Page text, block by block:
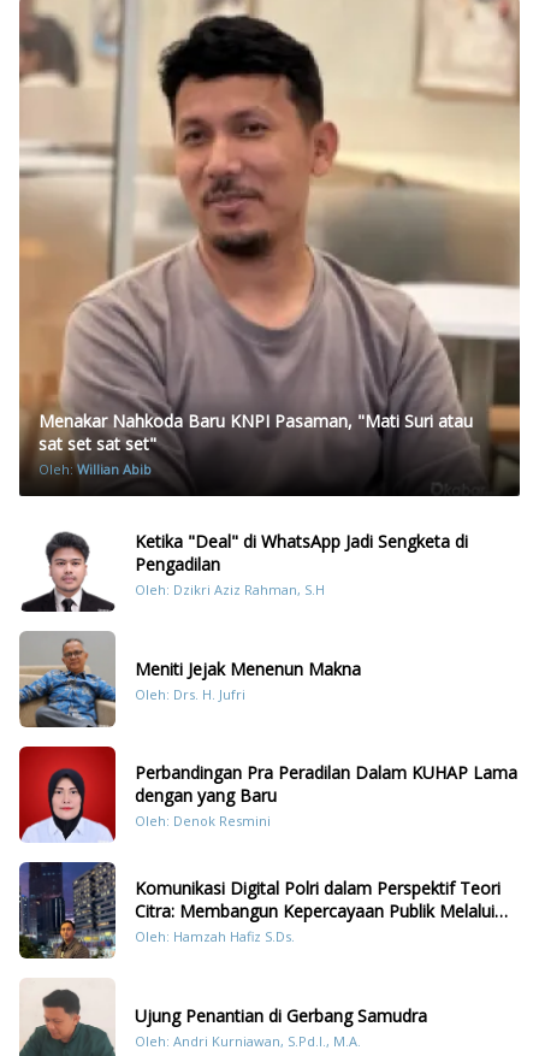
Menakar Nahkoda Baru KNPI Pasaman, "Mati Suri atau
sat set sat set"
Oleh:Willian Abib
Ketika "Deal" di WhatsApp Jadi Sengketa di
Pengadilan
Oleh: Dzikri Aziz Rahman, S.H
Meniti Jejak Menenun Makna
Oleh: Drs. H. Jufri
Perbandingan Pra Peradilan Dalam KUHAP Lama
dengan yang Baru
Oleh: Denok Resmini
Komunikasi Digital Polri dalam Perspektif Teori
Citra: Membangun Kepercayaan Publik Melalui
Konten Humanis Kesiapsiagaan Bencana di
Oleh: Hamzah Hafiz S.Ds.
Ujung Penantian di Gerbang Samudra
Oleh: Andri Kurniawan, S.Pd.I., M.A.